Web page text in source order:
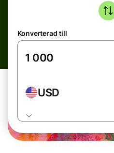
Konverterad till
USD